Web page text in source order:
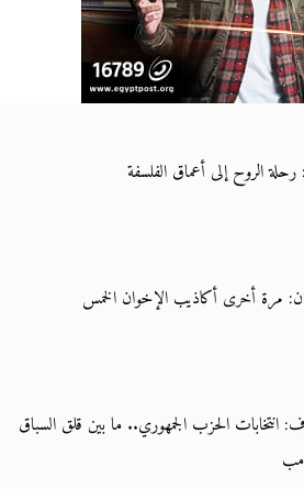
الروح إلى أعماق الفلسفة
مرة أخرى أكاذيب الإخوان الخمس
انتخابات الحزب الجمهوري.. ما بين قلق السباق